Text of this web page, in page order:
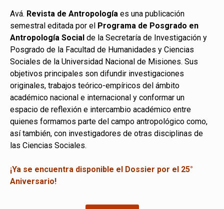
Avá. Revista de Antropología es una publicación
semestral editada por el Programa de Posgrado en
Antropología Social de la Secretaría de Investigación y
Posgrado de la Facultad de Humanidades y Ciencias
Sociales de la Universidad Nacional de Misiones. Sus
objetivos principales son difundir investigaciones
originales, trabajos teórico-empíricos del ámbito
académico nacional e internacional y conformar un
espacio de reflexión e intercambio académico entre
quienes formamos parte del campo antropológico como,
así también, con investigadores de otras disciplinas de
las Ciencias Sociales.
¡Ya se encuentra disponible el Dossier por el 25°
Aniversario!